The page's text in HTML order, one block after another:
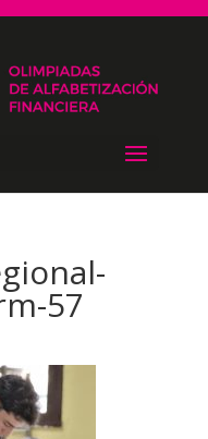
57